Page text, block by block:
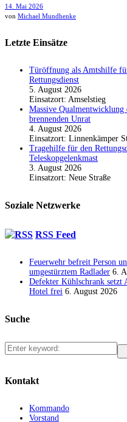
14. Mai 2026
von Michael Mundhenke
Letzte Einsätze
Türöffnung als Amtshilfe
Rettungsdienst
5. August 2026
Einsatzort: Amselstieg
Massive Qualmentwicklung
brennenden Unrat
4. August 2026
Einsatzort: Linnenkämper
Tragehilfe für den
Teleskopgelenkmast
3. August 2026
Einsatzort: Neue Straße
Soziale Netzwerke
RSS Feed
Feuerwehr befreit Person
umgestürztem Radlader 6.
Defekter Kühlschrank setzt
Hotel frei 6. August 2026
Suche
Kontakt
Kommando
Vorstand